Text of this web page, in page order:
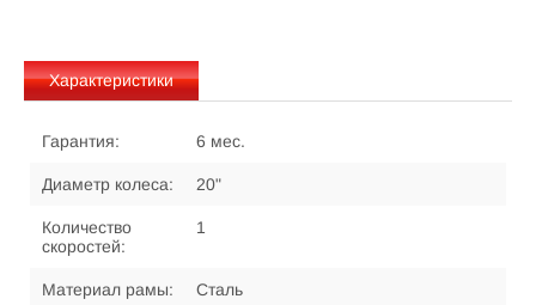
Характеристики
Гарантия: 6 мес.
Диаметр колеса: 20"
Количество
скоростей:
1
Материал рамы: Сталь